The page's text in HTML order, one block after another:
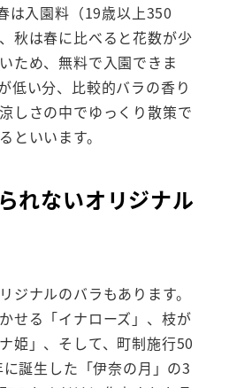
は入園料（19歳以上350
秋は春に比べると花数が少
ため、無料で入園できま
低い分、比較的バラの香り
しさの中でゆっくり散策で
といいます。
れないオリジナル
ジナルのバラもあります。
せる「イナローズ」、枝が
姫」、そして、町制施行50
誕生した「伊奈の月」の3